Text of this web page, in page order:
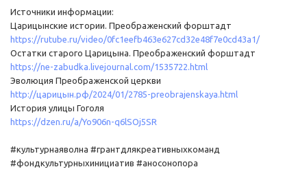
Источники информации:
Царицынские истории. Преображенский форштадт
https://rutube.ru/video/0fc1eefb463e627cd32e48f7e0cd43a1/
Остатки старого Царицына. Преображенский форштадт
https://ne-zabudka.livejournal.com/1535722.html
Эволюция Преображенской церкви
http://царицын.рф/2024/01/2785-preobrajenskaya.html
История улицы Гоголя
https://dzen.ru/a/Yo906n-q6lSOj5SR
#культурнаяволна #грантдлякреативныхкоманд
#фондкультурныхинициатив #аносонопора